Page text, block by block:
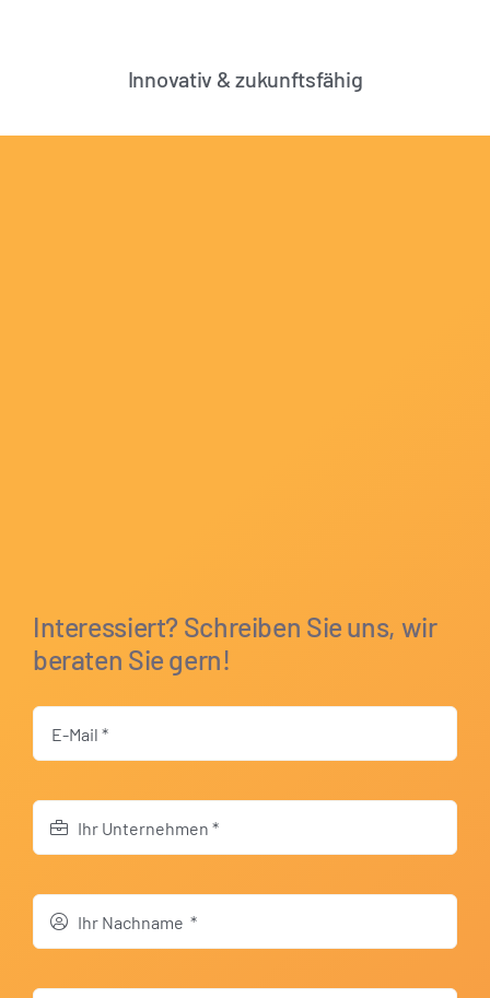
Innovativ & zukunftsfähig
Interessiert? Schreiben Sie uns, wir
beraten Sie gern!